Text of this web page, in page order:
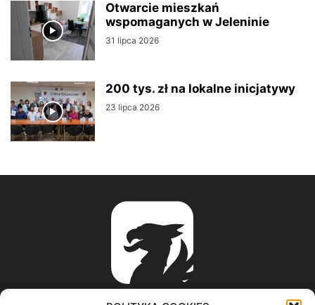
Otwarcie mieszkań
wspomaganych w Jeleninie
31 lipca 2026
200 tys. zł na lokalne inicjatywy
23 lipca 2026